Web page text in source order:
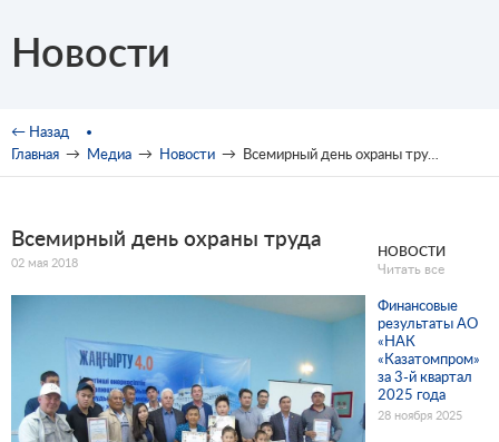
Новости
Вы здесь
← Назад
Главная → Медиа → Новости → Всемирный день охраны труда
Всемирный день охраны труда
02 мая 2018
НОВОСТИ
Читать все
Финансовые
результаты АО
«НАК
«Казатомпром»
за 3-й квартал
2025 года
28 ноября 2025